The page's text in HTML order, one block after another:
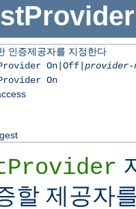
인증제공자를 지정한다
On|Off| provider-
On
할 제공자